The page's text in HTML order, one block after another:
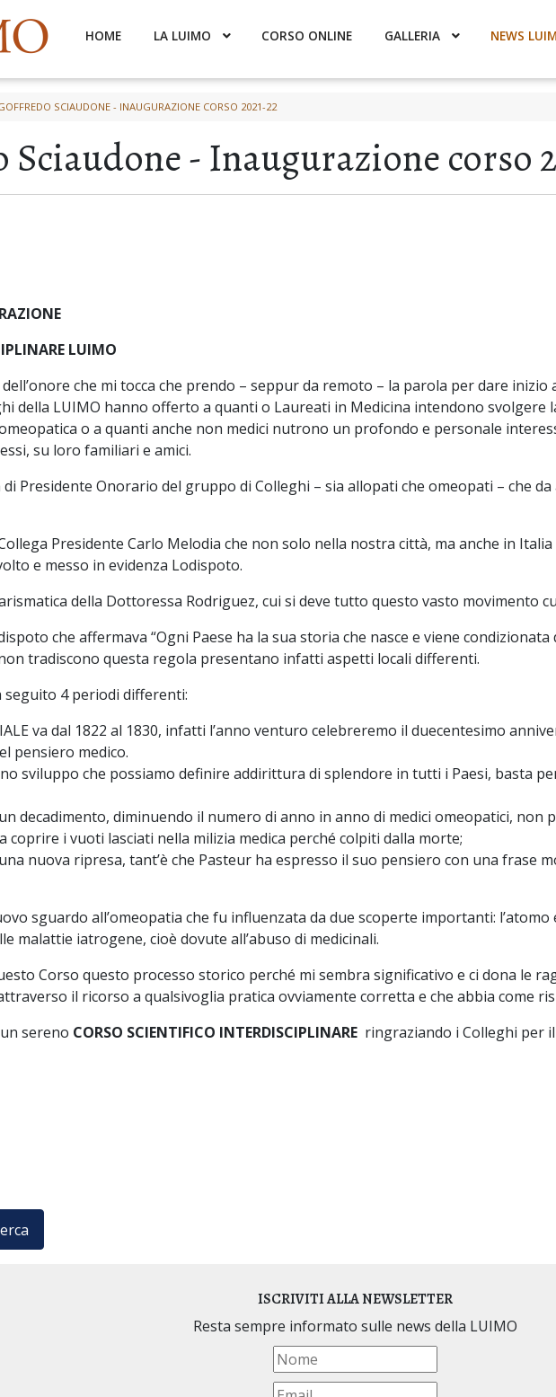
HOME LA LUIMO CORSO ONLINE GALLERIA NEWS
SCIAUDONE - INAUGURAZIONE CORSO 2021-22
- Inaugurazione corso
LUIMO
che mi tocca che prendo – seppur da remoto – la parola per dare
della LUIMO hanno offerto a quanti o Laureati in Medicina intendono
o a quanti anche non medici nutrono un profondo e personale
su loro familiari e amici.
Presidente Onorario del gruppo di Colleghi – sia allopati che omeopati – che
Presidente Carlo Melodia che non solo nella nostra città, ma anche in
e messo in evidenza Lodispoto.
della Dottoressa Rodriguez, cui si deve tutto questo vasto movimento
che affermava “Ogni Paese ha la sua storia che nasce e viene
non tradiscono questa regola presentano infatti aspetti locali differenti.
seguito 4 periodi differenti:
va dal 1822 al 1830, infatti l’anno venturo celebreremo il duecentesimo
pensiero medico.
sviluppo che possiamo definire addirittura di splendore in tutti i Paesi, basta
decadimento, diminuendo il numero di anno in anno di medici omeopatici,
coprire i vuoti lasciati nella milizia medica perché colpiti dalla morte;
nuova ripresa, tant’è che Pasteur ha espresso il suo pensiero con una frase
sguardo all’omeopatia che fu influenzata da due scoperte importanti:
malattie iatrogene, cioè dovute all’abuso di medicinali.
Corso questo processo storico perché mi sembra significativo e ci dona le
il ricorso a qualsivoglia pratica ovviamente corretta e che abbia come
sereno CORSO SCIENTIFICO INTERDISCIPLINARE ringraziando i Colleghi per
al Prof. Sciaudone da parte del Dott. Melodia
ISCRIVITI ALLA NEWSLETTER
Resta sempre informato sulle news della LUIMO